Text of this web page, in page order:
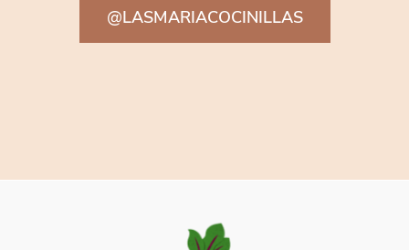
@LASMARIACOCINILLAS